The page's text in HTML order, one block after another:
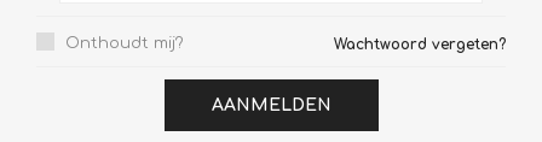
Onthoudt mij? Wachtwoord vergeten?
AANMELDEN